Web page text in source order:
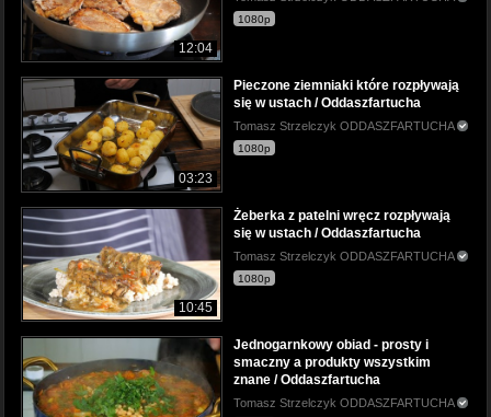
12:04
1080p
03:23
Pieczone ziemniaki które rozpływają
się w ustach / Oddaszfartucha
Tomasz Strzelczyk ODDASZFARTUCHA
1080p
10:45
Żeberka z patelni wręcz rozpływają
się w ustach / Oddaszfartucha
Tomasz Strzelczyk ODDASZFARTUCHA
1080p
Jednogarnkowy obiad - prosty i
smaczny a produkty wszystkim
znane / Oddaszfartucha
Tomasz Strzelczyk ODDASZFARTUCHA